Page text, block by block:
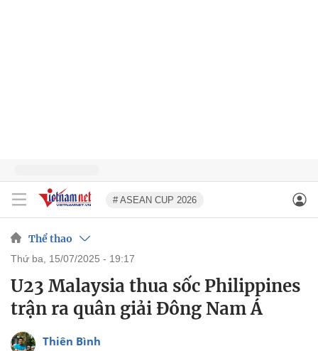
# ASEAN CUP 2026
Thể thao
thứ ba, 15/07/2025 - 19:17
U23 Malaysia thua sốc Philippines
trận ra quân giải Đông Nam Á
Thiên Bình